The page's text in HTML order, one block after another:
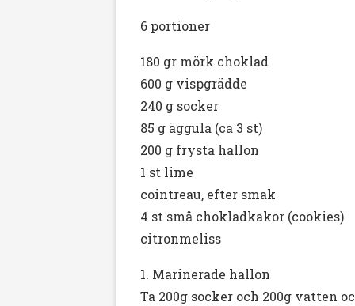
6 portioner
180 gr mörk choklad
600 g vispgrädde
240 g socker
85 g äggula (ca 3 st)
200 g frysta hallon
1 st lime
cointreau, efter smak
4 st små chokladkakor (cookies)
citronmeliss
1. Marinerade hallon
Ta 200g socker och 200g vatten